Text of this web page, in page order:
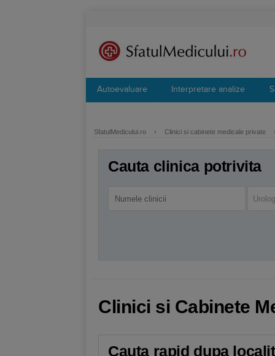
Autoevaluare Interpretare analize
SfatulMedicului.ro › Clinici si cabinete medicale private
Cauta clinica potrivita
Clinici si Cabinete
Cauta rapid dupa